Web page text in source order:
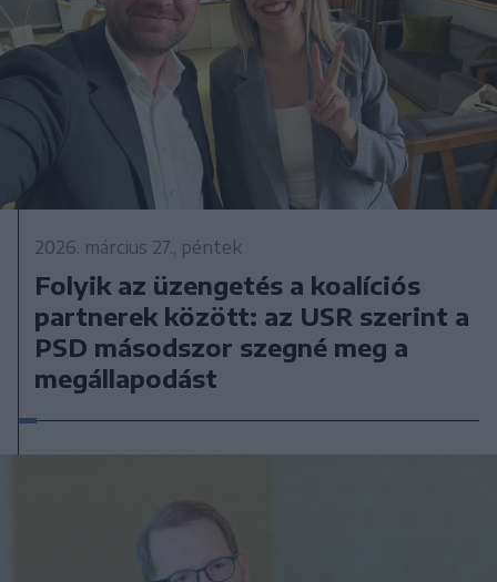
2026. március 27., péntek
Folyik az üzengetés a koalíciós
partnerek között: az USR szerint a
PSD másodszor szegné meg a
megállapodást